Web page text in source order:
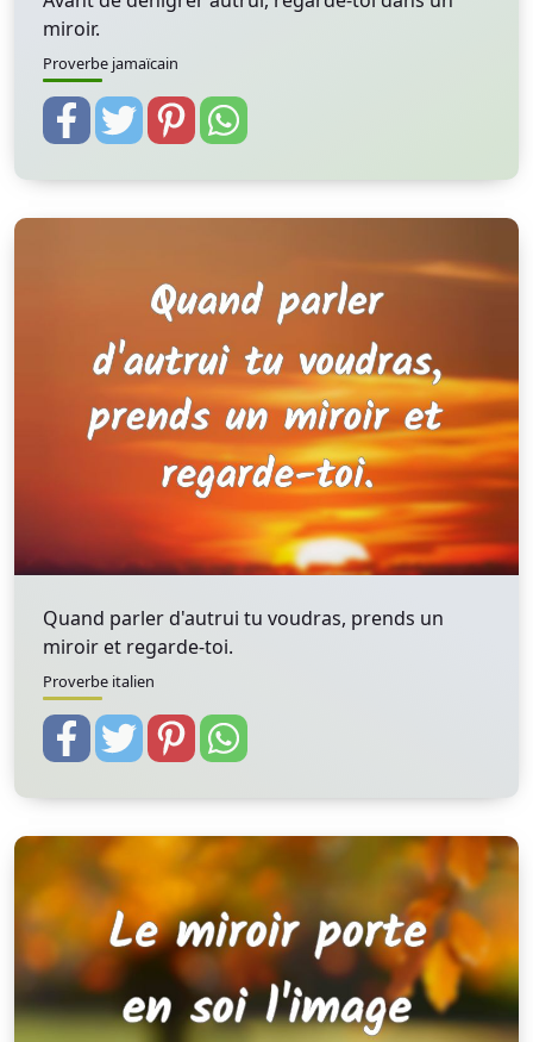
miroir.
Proverbe jamaïcain
Quand parler d'autrui tu voudras, prends un
miroir et regarde-toi.
Proverbe italien